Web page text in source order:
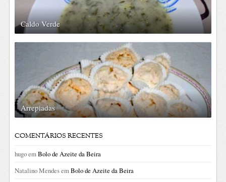
Caldo Verde
Arrepiadas
COMENTÁRIOS RECENTES
hugoemBolo de Azeite da Beira
Natalino MendesemBolo de Azeite da Beira